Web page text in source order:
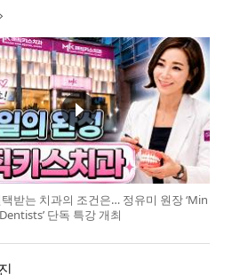
받는 치과의 조건은… 정유미 원장 ‘Min
단독 특강 개최